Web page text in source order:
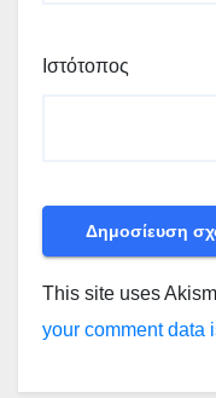
Ιστότοπος
This site uses
your comment data